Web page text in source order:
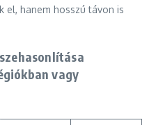
el, hanem hosszú távon is
vagy